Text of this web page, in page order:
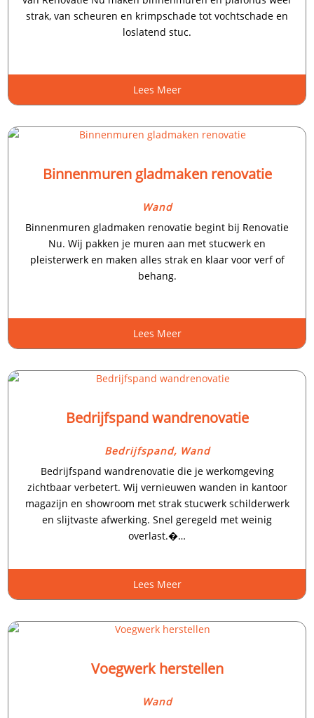
strak, van scheuren en krimpschade tot vochtschade en
loslatend stuc.​
Lees Meer
Binnenmuren gladmaken renovatie
Wand
Binnenmuren gladmaken renovatie begint bij Renovatie
Nu.​ Wij pakken je muren aan met stucwerk en
pleisterwerk en maken alles strak en klaar voor verf of
behang.​
Lees Meer
Bedrijfspand wandrenovatie
Bedrijfspand, Wand
Bedrijfspand wandrenovatie die je werkomgeving
zichtbaar verbetert.​ Wij vernieuwen wanden in kantoor
magazijn en showroom met strak stucwerk schilderwerk
en slijtvaste afwerking.​ Snel geregeld met weinig
overlast.�…
Lees Meer
Voegwerk herstellen
Wand